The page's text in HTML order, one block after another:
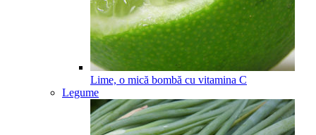
Lime, o mică bombă cu vitamina C
Legume